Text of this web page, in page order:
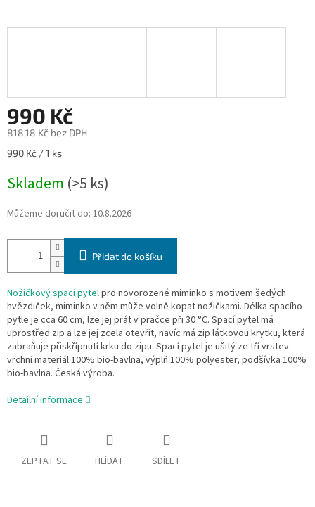
990 Kč
818,18 Kč bez DPH
Měrná
990 Kč / 1 ks
Skladem (>5 ks)
Můžeme doručit do: 10.8.2026
Přidat do košíku
Nožičkový spací pytelpro novorozené miminko s motivem šedých
hvězdiček, miminko v něm může volně kopat nožičkami. Délka spacího
pytle je cca 60 cm, lze jej prát v pračce při 30 °C. Spací pytel má
uprostřed zip a lze jej zcela otevřít, navíc má zip látkovou krytku, která
zabraňuje přiskřípnutí krku do zipu. Spací pytel je ušitý ze tří vrstev:
vrchní materiál 100% bio-bavlna, výplň 100% polyester, podšívka 100%
bio-bavlna. Česká výroba.
Detailní informace
ZEPTAT SE HLÍDAT SDÍLET